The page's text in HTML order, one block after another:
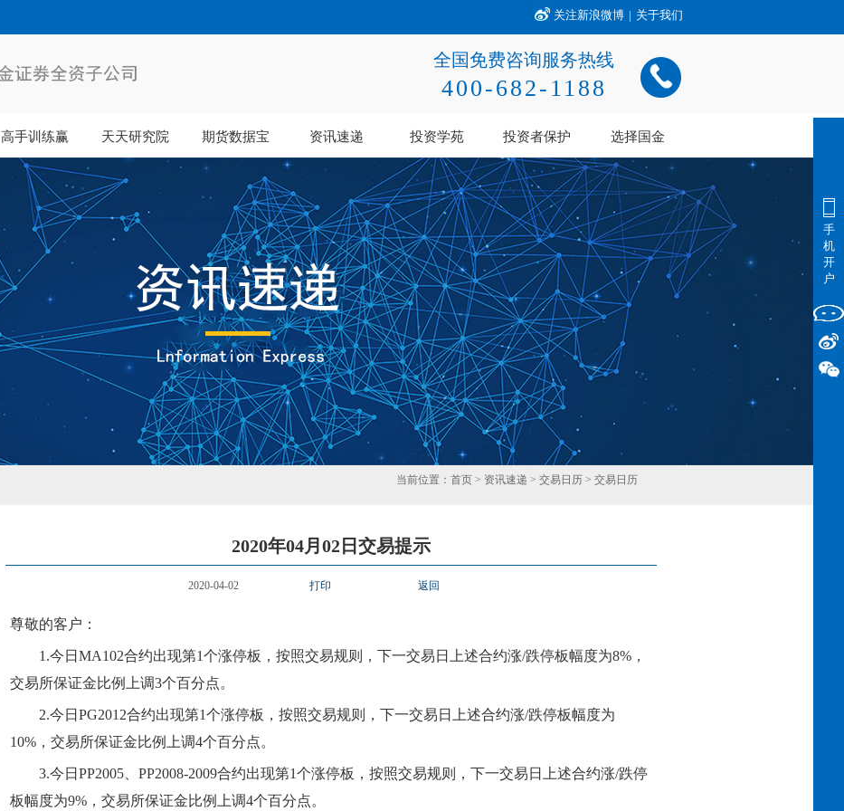
关注新浪微博 | 关于我们
全国免费咨询服务热线
400-682-1188
高手训练赢 天天研究院 期货数据宝 资讯速递 投资学苑 投资者保护 选择国金
当前位置： 首页 > 资讯速递 > 交易日历 > 交易日历
2020年04月02日交易提示
2020-04-02 打印 返回
尊敬的客户：
1.今日 MA102合约出现第1个涨停板，按照交易规则，下一交易日上述合约涨/跌停板幅度为8%，
交易所保证金比例上调3个百分点。
2.今日 PG2012合约出现第1个涨停板，按照交易规则，下一交易日上述合约涨/跌停板幅度为
10%，交易所保证金比例上调4个百分点。
3.今日 PP2005、PP2008-2009合约出现第1个涨停板，按照交易规则，下一交易日上述合约涨/跌停
板幅度为9%，交易所保证金比例上调4个百分点。
手
机
开
户